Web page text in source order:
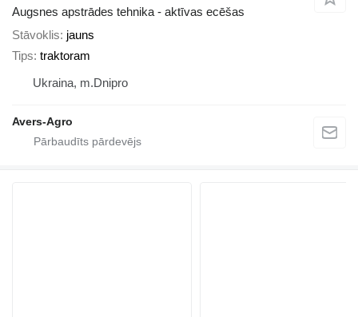
Augsnes apstrādes tehnika - aktīvas ecēšas
Stāvoklis jauns
Tips traktoram
Ukraina, m.Dnipro
Avers-Agro